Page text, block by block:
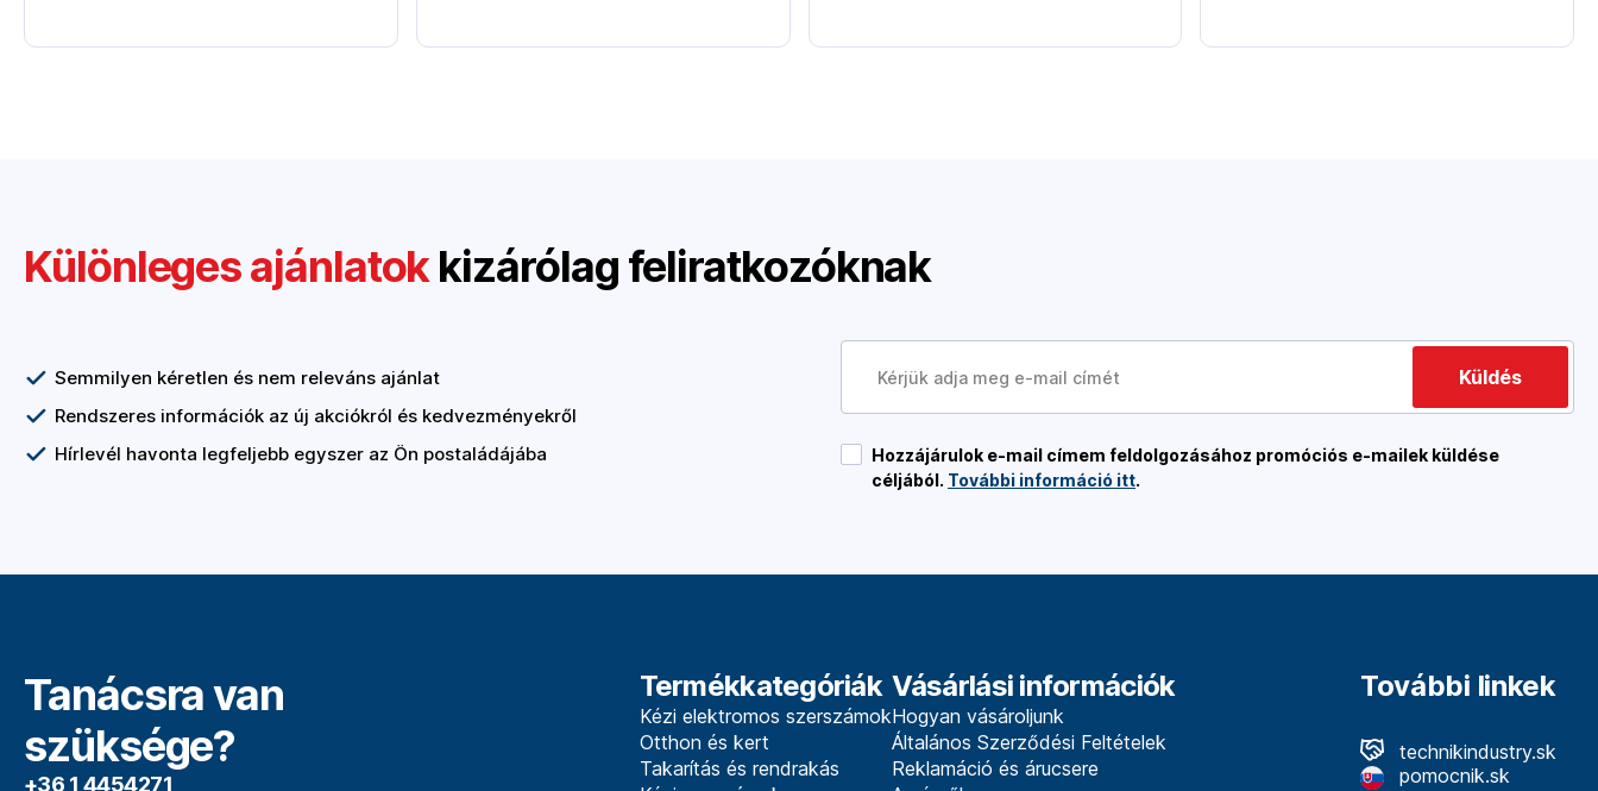
Különleges ajánlatokkizárólag feliratkozóknak
Semmilyen kéretlen és nem releváns ajánlat
Rendszeres információk az új akciókról és kedvezményekről
Hírlevél havonta legfeljebb egyszer az Ön postaládájába
Küldés
Hozzájárulok e-mail címem feldolgozásához promóciós e-mailek küldése
céljából. További információ itt.
Tanácsra van
szüksége?
+36 1 4454271
Termékkategóriák
Kézi elektromos szerszámok
Otthon és kert
Takarítás és rendrakás
Vásárlási információk
Hogyan vásároljunk
Általános Szerződési Feltételek
Reklamáció és árucsere
További linkek
technikindustry.sk
pomocnik.sk